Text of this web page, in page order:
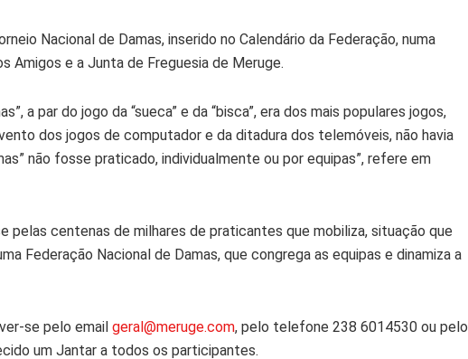
Nacional de Damas, inserido no Calendário da Federação, numa
Amigos e a Junta de Freguesia de Meruge.
a par do jogo da “sueca” e da “bisca”, era dos mais populares jogos,
dos jogos de computador e da ditadura dos telemóveis, não havia
não fosse praticado, individualmente ou por equipas”, refere em
pelas centenas de milhares de praticantes que mobiliza, situação que
Federação Nacional de Damas, que congrega as equipas e dinamiza a
se pelo email geral@meruge.com, pelo telefone 238 6014530 ou pelo
um Jantar a todos os participantes.